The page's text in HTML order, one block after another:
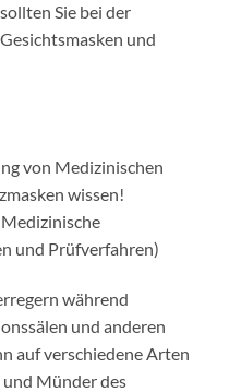
Sie bei der
und
von Medizinischen
wissen!
und Prüfverfahren)
während
und anderen
auf verschiedene Arten
und Münder des